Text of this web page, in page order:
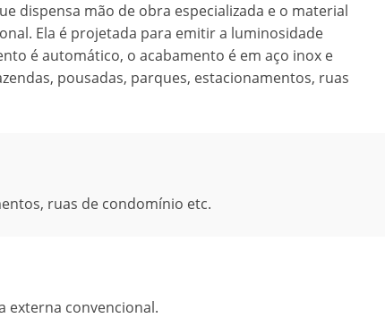
dispensa mão de obra especializada e o material
Ela é projetada para emitir a luminosidade
é automático, o acabamento é em aço inox e
pousadas, parques, estacionamentos, ruas
ruas de condomínio etc.
externa convencional.